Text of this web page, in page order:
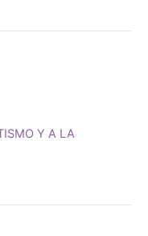
Y A LA